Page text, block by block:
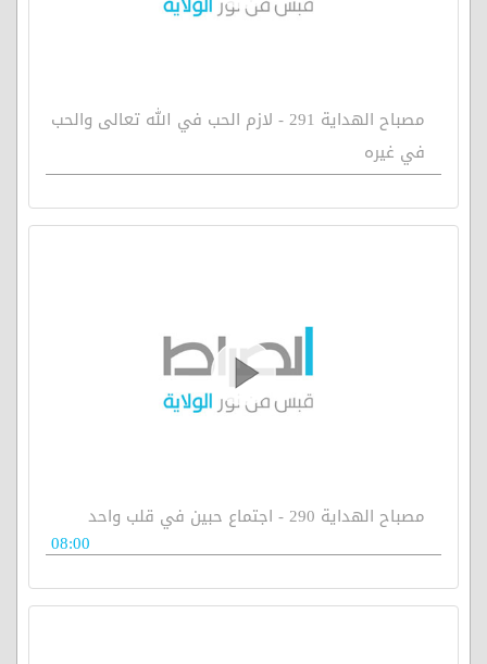
مصباح الهداية 291 - لازم الحب في الله تعالى والحب
في غيره
مصباح الهداية 290 - اجتماع حبين في قلب واحد
08:00